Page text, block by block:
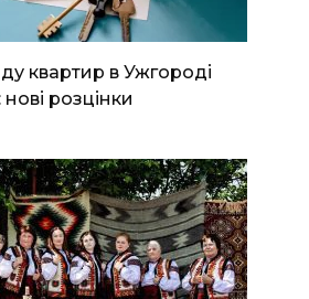
квартир в Ужгороді
розцінки